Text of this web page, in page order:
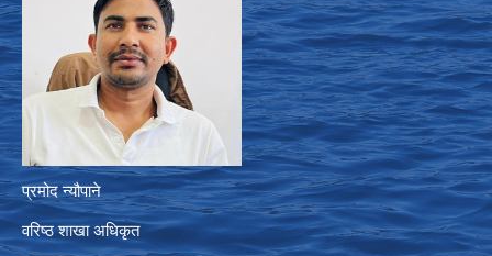
प्रमोद न्यौपाने
वरिष्ठ शाखा अधिकृत